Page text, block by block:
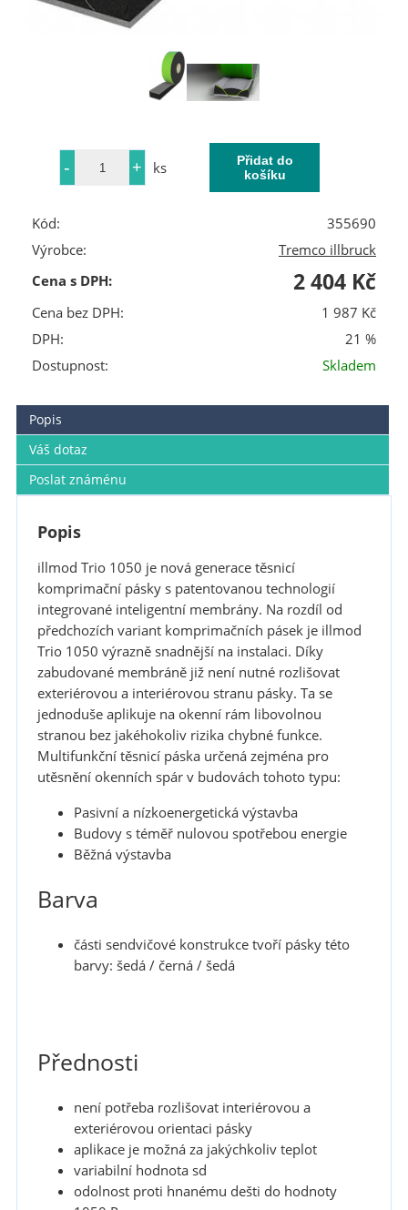
ks
Kód:
355690
Výrobce:
Tremco illbruck
Cena s DPH:
2 404 Kč
Cena bez DPH:
1 987 Kč
DPH:
21 %
Dostupnost:
Skladem
Popis
Váš dotaz
Poslat známénu
Popis
illmod Trio 1050 je nová generace těsnicí
komprimační pásky s patentovanou technologií
integrované inteligentní membrány. Na rozdíl od
předchozích variant komprimačních pásek je illmod
Trio 1050 výrazně snadnější na instalaci. Díky
zabudované membráně již není nutné rozlišovat
exteriérovou a interiérovou stranu pásky. Ta se
jednoduše aplikuje na okenní rám libovolnou
stranou bez jakéhokoliv rizika chybné funkce.
Multifunkční těsnicí páska určená zejména pro
utěsnění okenních spár v budovách tohoto typu:
Pasivní a nízkoenergetická výstavba
Budovy s téměř nulovou spotřebou energie
Běžná výstavba
Barva
části sendvičové konstrukce tvoří pásky této
barvy: šedá / černá / šedá
Přednosti
není potřeba rozlišovat interiérovou a
exteriérovou orientaci pásky
aplikace je možná za jakýchkoliv teplot
variabilní hodnota sd
odolnost proti hnanému dešti do hodnoty